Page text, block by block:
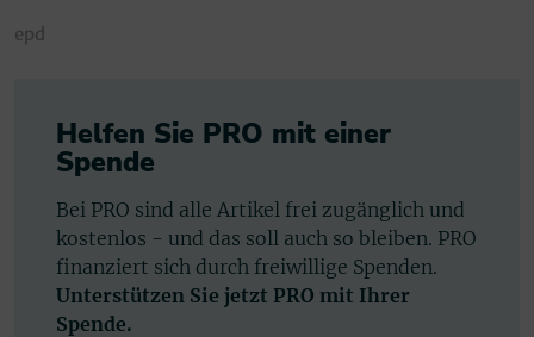
epd
Helfen Sie PRO mit einer
Spende
Bei PRO sind alle Artikel frei zugänglich und
kostenlos - und das soll auch so bleiben. PRO
finanziert sich durch freiwillige Spenden.
Unterstützen Sie jetzt PRO mit Ihrer
Spende.